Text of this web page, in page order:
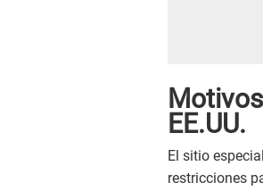
EE.UU.
El sitio
restricciones